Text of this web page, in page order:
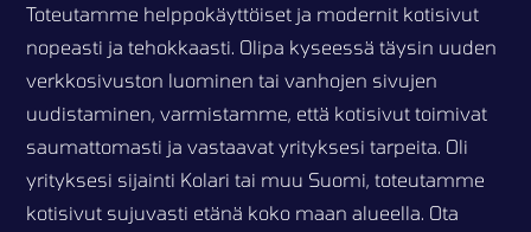
Toteutamme helppokäyttöiset ja modernit kotisivut
nopeasti ja tehokkaasti. Olipa kyseessä täysin uuden
verkkosivuston luominen tai vanhojen sivujen
uudistaminen, varmistamme, että kotisivut toimivat
saumattomasti ja vastaavat yrityksesi tarpeita. Oli
yrityksesi sijainti Kolari tai muu Suomi, toteutamme
kotisivut sujuvasti etänä koko maan alueella. Ota